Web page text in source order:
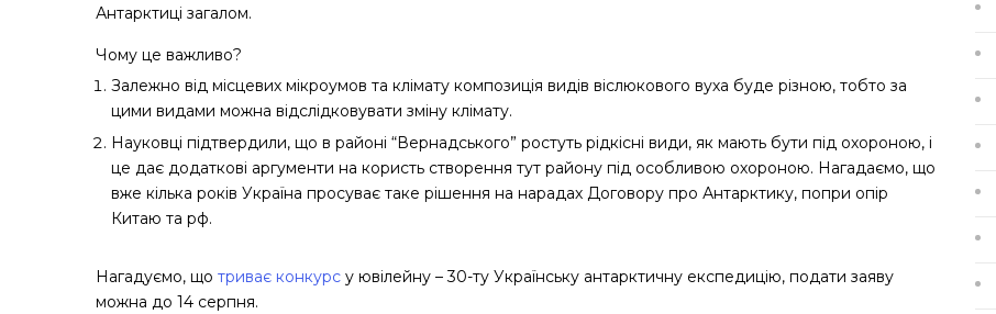
Антарктиці загалом.
Чому це важливо?
Залежно від місцевих мікроумов та клімату композиція видів віслюкового вуха буде різною, тобто за
цими видами можна відслідковувати зміну клімату.
Науковці підтвердили, що в районі “Вернадського” ростуть рідкісні види, як мають бути під охороною, і
це дає додаткові аргументи на користь створення тут району під особливою охороною. Нагадаємо, що
вже кілька років Україна просуває таке рішення на нарадах Договору про Антарктику, попри опір
Китаю та рф.
Нагадуємо, що триває конкурс у ювілейну – 30-ту Українську антарктичну експедицію, подати заяву
можна до 14 серпня.